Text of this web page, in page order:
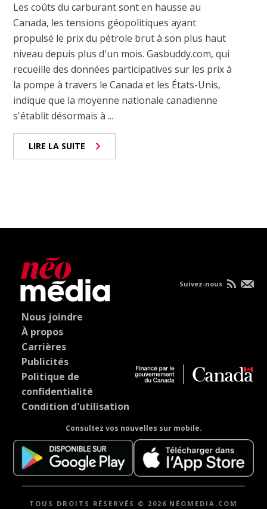
Les coûts du carburant sont en hausse au
Canada, les tensions géopolitiques ayant
propulsé le prix du pétrole brut à son plus haut
niveau depuis plus d'un mois. Gasbuddy.com, qui
recueille des données participatives sur les prix à
la pompe à travers le Canada et les États-Unis,
indique que la moyenne nationale canadienne
s'établit désormais à ...
LIRE LA SUITE
Nous joindre
À propos
Carrières
Publicités
Politique de
confidentialité
Condition d'utilisation
Consultez vos nouvelles sur mobile.
Suivez-nous
TOUS DROITS RÉSERVÉS © 2026 NÉOMEDIA.COM